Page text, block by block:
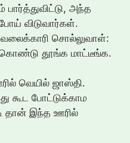
பார்த்துவிட்டு, அந்த
விடுவார்கள்.
வேலைக்காரி சொல்லுவாள்:
தூங்க மாட்டீங்க.
வெயில் ஜாஸ்தி.
கூட போட்டுக்காம
தான் இந்த ஊரில்